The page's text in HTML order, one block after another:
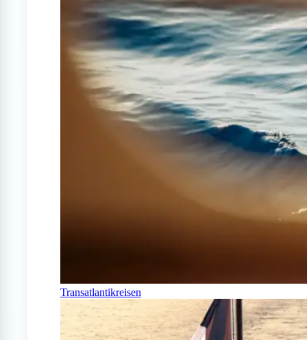
Transatlantikreisen